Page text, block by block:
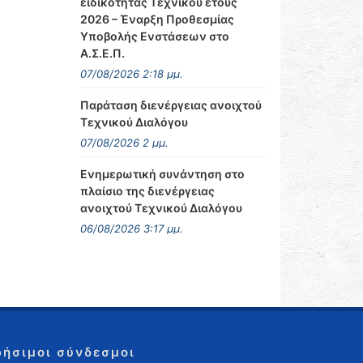
2026 – Έναρξη Προθεσμίας
Υποβολής Ενστάσεων στο
Α.Σ.Ε.Π.
07/08/2026 2:18 μμ.
Παράταση διενέργειας ανοιχτού
Τεχνικού Διαλόγου
07/08/2026 2 μμ.
Ενημερωτική συνάντηση στο
πλαίσιο της διενέργειας
ανοιχτού Τεχνικού Διαλόγου
06/08/2026 3:17 μμ.
σύνδεσμοι